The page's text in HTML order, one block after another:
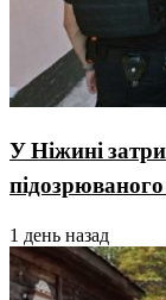
У Ніжині
підозрюваного
1 день назад